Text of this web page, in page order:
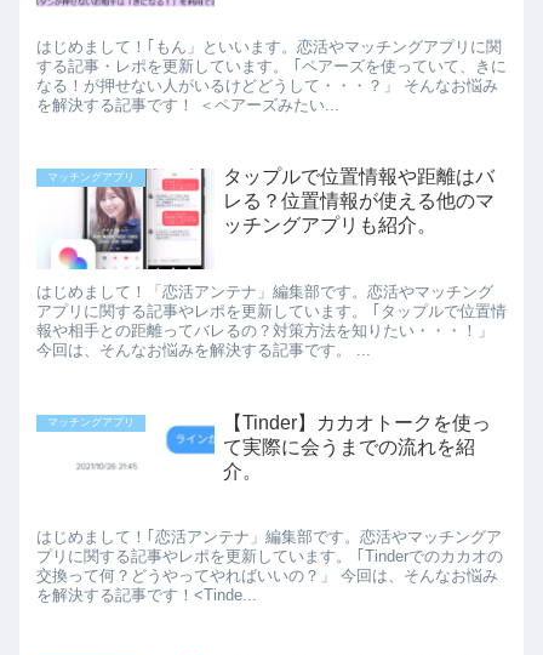
はじめまして！｢もん」といいます。恋活やマッチングアプリに関
する記事・レポを更新しています。 ｢ペアーズを使っていて、きに
なる！が押せない人がいるけどどうして・・・？」 そんなお悩み
を解決する記事です！ ＜ペアーズみたい...
マッチングアプリ
タップルで位置情報や距離はバ
レる？位置情報が使える他のマ
ッチングアプリも紹介。
はじめまして！「恋活アンテナ」編集部です。恋活やマッチング
アプリに関する記事やレポを更新しています。 ｢タップルで位置情
報や相手との距離ってバレるの？対策方法を知りたい・・・！」
今回は、そんなお悩みを解決する記事です。 ...
マッチングアプリ
【Tinder】カカオトークを使っ
て実際に会うまでの流れを紹
介。
はじめまして！｢恋活アンテナ」編集部です。恋活やマッチングア
プリに関する記事やレポを更新しています。 ｢Tinderでのカカオの
交換って何？どうやってやればいいの？」 今回は、そんなお悩み
を解決する記事です！<Tinde...